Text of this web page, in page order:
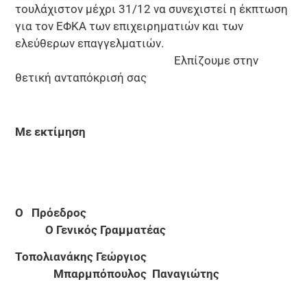
τουλάχιστον μέχρι 31/12 να συνεχιστεί η έκπτωση
για τον ΕΦΚΑ των επιχειρηματιών και των
ελεύθερων επαγγελματιών.
Ελπίζουμε στην
θετική ανταπόκρισή σας
Με εκτίμηση
O Πρόεδρος
Ο Γενικός Γραμματέας
Τοπολιανάκης Γεώργιος
Μπαρμπόπουλος Παναγιώτης